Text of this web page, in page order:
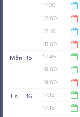
13:00
20:00
11:00
14:00
12:00
14:00
12:10
14:00
15:00
17:00
15
Mån 17:45
19:15
18:00
19:30
19:00
21:00
16
Tis 17:15
17:15